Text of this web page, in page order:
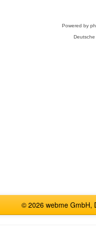
Powered by
© 2026 webme GmbH,